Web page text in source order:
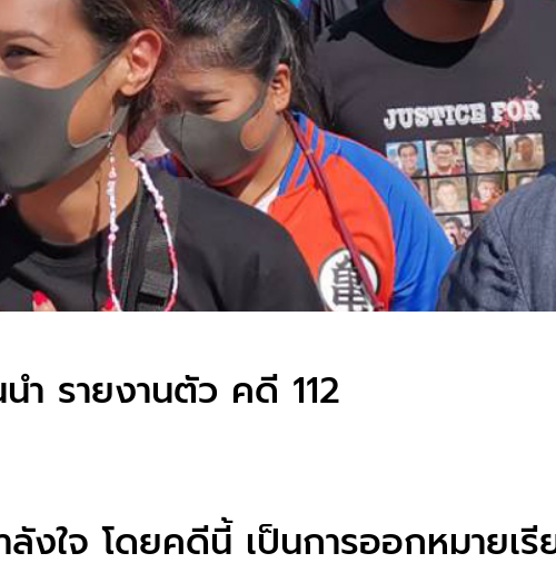
ำ รายงานตัว คดี 112
ลังใจ โดยคดีนี้ เป็นการออกหมายเรี